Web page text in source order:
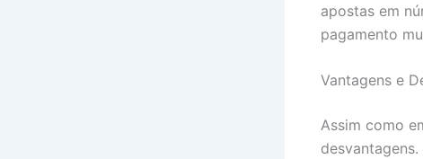
apostas em
pagamento
Vantagens e
Assim como